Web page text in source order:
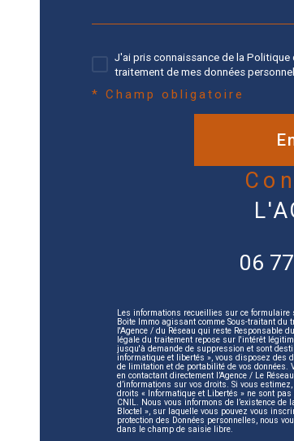
J'ai pris connaissance de la
traitement de mes données
* Champ obligatoire
06
Les informations recueillies sur ce
Boite Immo agissant comme Sous-traitant
l'Agence / du Réseau qui reste Responsable
légale du traitement repose sur l'intérêt
jusqu'à demande de suppression et sont
informatique et libertés », vous disposez des
de limitation et de portabilité de vos données.
en contactant directement l’Agence / Le
d’informations sur vos droits. Si vous
droits « Informatique et Libertés » ne sont
CNIL. Nous vous informons de l’existence
Bloctel », sur laquelle vous pouvez vous
protection des Données personnelles, nous
dans le champ de saisie libre.